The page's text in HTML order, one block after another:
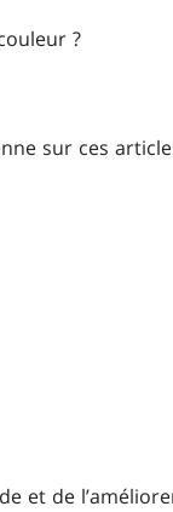
?
sur ces
et de